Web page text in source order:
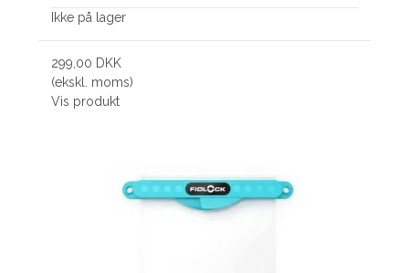
Ikke på lager
299,00 DKK
(ekskl. moms)
Vis produkt